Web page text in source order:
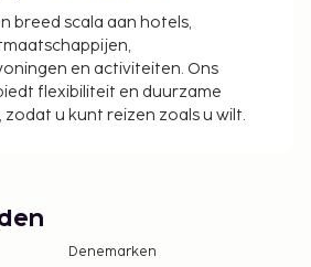
breed scala aan hotels,
en activiteiten. Ons
flexibiliteit en duurzame
zodat u kunt reizen zoals u wilt.
Denemarken